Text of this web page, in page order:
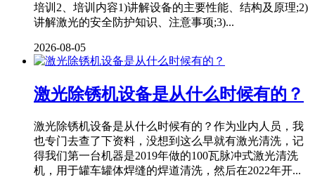
培训2、培训内容1)讲解设备的主要性能、结构及原理;2)
讲解激光的安全防护知识、注意事项;3)...
2026-08-05
激光除锈机设备是从什么时候有的？
激光除锈机设备是从什么时候有的？作为业内人员，我
也专门去查了下资料，没想到这么早就有激光清洗，记
得我们第一台机器是2019年做的100瓦脉冲式激光清洗
机，用于罐车罐体焊缝的焊道清洗，然后在2022年开...